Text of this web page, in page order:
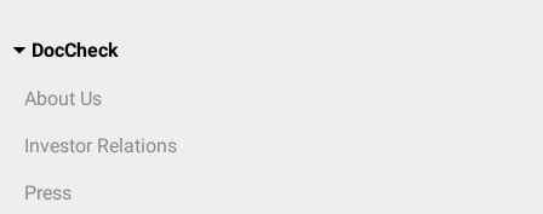
DocCheck
About Us
Investor Relations
Press